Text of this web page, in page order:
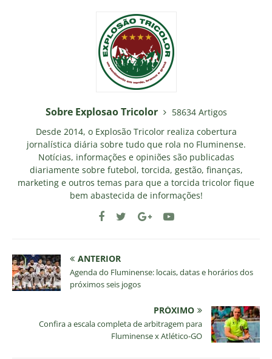
Sobre Explosao Tricolor
58634 Artigos
Desde 2014, o Explosão Tricolor realiza cobertura
jornalística diária sobre tudo que rola no Fluminense.
Notícias, informações e opiniões são publicadas
diariamente sobre futebol, torcida, gestão, finanças,
marketing e outros temas para que a torcida tricolor fique
bem abastecida de informações!
ANTERIOR
Agenda do Fluminense: locais, datas e horários dos
próximos seis jogos
PRÓXIMO
Confira a escala completa de arbitragem para
Fluminense x Atlético-GO